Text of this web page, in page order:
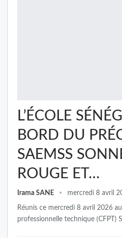
L’ÉCOLE
BORD DU
SAEMSS
ROUGE ET…
Irama SANE mercredi 8 avril
Réunis ce mercredi 8 avril 2026
professionnelle technique (CFPT)